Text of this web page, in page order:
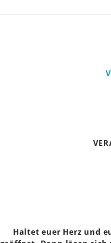
Haltet euer Herz und